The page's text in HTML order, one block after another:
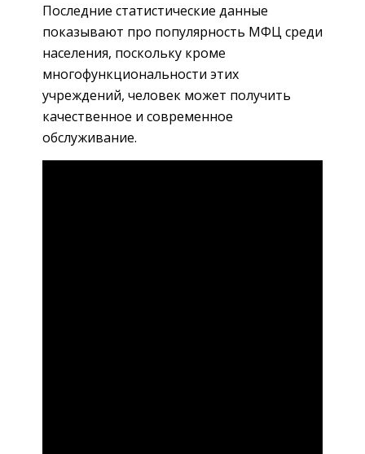
Последние статистические данные
показывают про популярность МФЦ среди
населения, поскольку кроме
многофункциональности этих
учреждений, человек может получить
качественное и современное
обслуживание.